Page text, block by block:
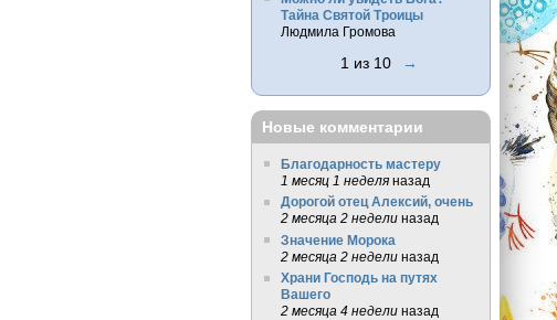
Тайна Святой Троицы
Людмила Громова
1 из 10 →
Новые комментарии
Благодарность мастеру
1 месяц 1 неделяназад
Дорогой отец Алексий, очень
2 месяца 2 неделиназад
Значение Морока
2 месяца 2 неделиназад
Храни Господь на путях
Вашего
2 месяца 4 неделиназад